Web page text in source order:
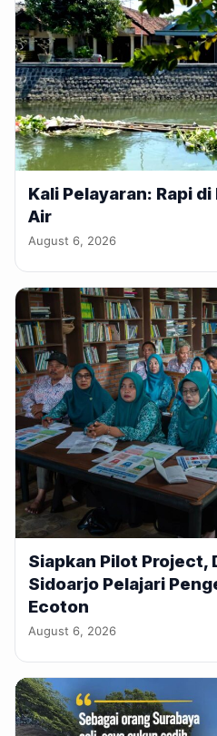
Kali Pelayaran: Rapi
Air
August 6, 2026
Siapkan Pilot Project,
Sidoarjo Pelajari
Ecoton
August 6, 2026